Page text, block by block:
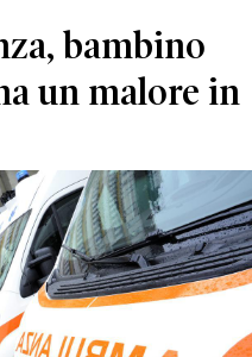
bambino
un malore in